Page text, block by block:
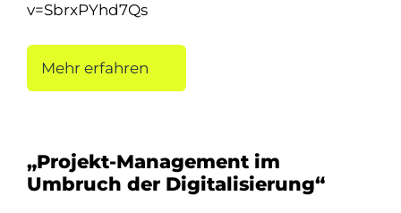
v=SbrxPYhd7Qs
Mehr erfahren
„Projekt-Management im
Umbruch der Digitalisierung“